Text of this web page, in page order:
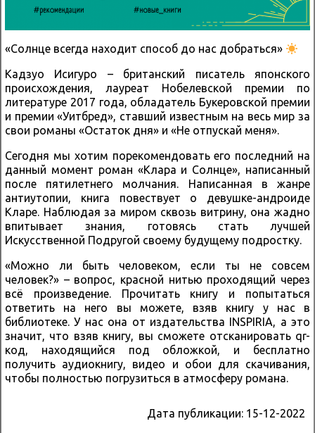
«Солнце всегда находит способ до нас добраться»
Кадзуо Исигуро – британский писатель японского
происхождения, лауреат Нобелевской премии по
литературе 2017 года, обладатель Букеровской премии
и премии «Уитбред», ставший известным на весь мир за
свои романы «Остаток дня» и «Не отпускай меня».
Сегодня мы хотим порекомендовать его последний на
данный момент роман «Клара и Солнце», написанный
после пятилетнего молчания. Написанная в жанре
антиутопии, книга повествует о девушке-андроиде
Кларе. Наблюдая за миром сквозь витрину, она жадно
впитывает знания, готовясь стать лучшей
Искусственной Подругой своему будущему подростку.
«Можно ли быть человеком, если ты не совсем
человек?» – вопрос, красной нитью проходящий через
всё произведение. Прочитать книгу и попытаться
ответить на него вы можете, взяв книгу у нас в
библиотеке. У нас она от издательства INSPIRIA, а это
значит, что взяв книгу, вы сможете отсканировать qr-
код, находящийся под обложкой, и бесплатно
получить аудиокнигу, видео и обои для скачивания,
чтобы полностью погрузиться в атмосферу романа.
Дата публикации: 15-12-2022